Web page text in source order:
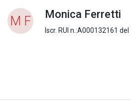
M F Monica Ferretti
Iscr. RUI n.:A000132161